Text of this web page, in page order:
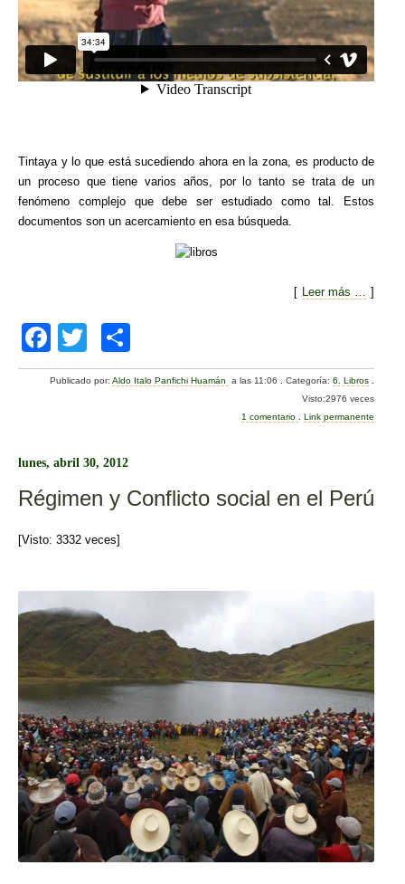
Tintaya y lo que está sucediendo ahora en la zona, es producto de
un proceso que tiene varios años, por lo tanto se trata de un
fenómeno complejo que debe ser estudiado como tal. Estos
documentos son un acercamiento en esa búsqueda.
[ Leer más … ]
F
a
b
o
o
k
wi
tt
o
m
tir
Publicado por:Aldo Italo Panfichi Huamán a las 11:06 .Categoría:6. Libros
Visto:2976 veces
1 comentario
Link permanente
lunes, abril 30, 2012
Régimen y Conflicto social en el Perú
[Visto: 3332 veces]